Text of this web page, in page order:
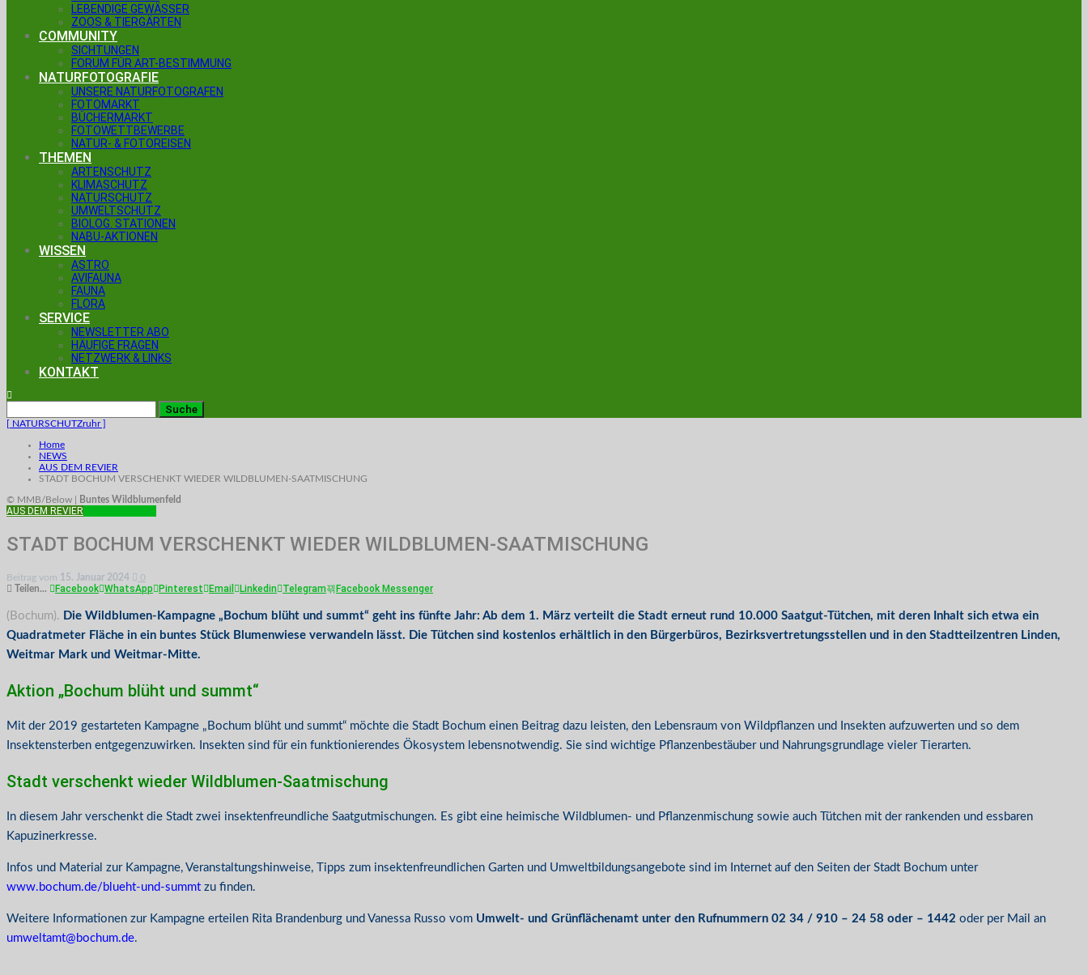
LEBENDIGE GEWÄSSER
ZOOS & TIERGÄRTEN
COMMUNITY
SICHTUNGEN
FORUM FÜR ART-BESTIMMUNG
NATURFOTOGRAFIE
UNSERE NATURFOTOGRAFEN
FOTOMARKT
BÜCHERMARKT
FOTOWETTBEWERBE
NATUR- & FOTOREISEN
THEMEN
ARTENSCHUTZ
KLIMASCHUTZ
NATURSCHUTZ
UMWELTSCHUTZ
BIOLOG. STATIONEN
NABU-AKTIONEN
WISSEN
ASTRO
AVIFAUNA
FAUNA
FLORA
SERVICE
NEWSLETTER ABO
HÄUFIGE FRAGEN
NETZWERK & LINKS
KONTAKT
[ NATURSCHUTZruhr ]
Home
NEWS
AUS DEM REVIER
STADT BOCHUM VERSCHENKT WIEDER WILDBLUMEN-SAATMISCHUNG
© MMB/Below | Buntes Wildblumenfeld
AUS DEM REVIER
STADT BOCHUM VERSCHENKT WIEDER WILDBLUMEN-SAATMISCHUNG
Beitrag vom 15. Januar 2024
0
Teilen...
Facebook WhatsApp Pinterest Email Linkedin Telegram Facebook Messenger
(Bochum). Die Wildblumen-Kampagne „Bochum blüht und summt“ geht ins fünfte Jahr: Ab dem 1. März verteilt die Stadt erneut rund 10.000 Saatgut-Tütchen, mit deren Inhalt sich etwa ein
Quadratmeter Fläche in ein buntes Stück Blumenwiese verwandeln lässt. Die Tütchen sind kostenlos erhältlich in den Bürgerbüros, Bezirksvertretungsstellen und in den Stadtteilzentren Linden,
Weitmar Mark und Weitmar-Mitte.
Aktion „Bochum blüht und summt“
Mit der 2019 gestarteten Kampagne „Bochum blüht und summt“ möchte die Stadt Bochum einen Beitrag dazu leisten, den Lebensraum von Wildpflanzen und Insekten aufzuwerten und so dem
Insektensterben entgegenzuwirken. Insekten sind für ein funktionierendes Ökosystem lebensnotwendig. Sie sind wichtige Pflanzenbestäuber und Nahrungsgrundlage vieler Tierarten.
Stadt verschenkt wieder Wildblumen-Saatmischung
In diesem Jahr verschenkt die Stadt zwei insektenfreundliche Saatgutmischungen. Es gibt eine heimische Wildblumen- und Pflanzenmischung sowie auch Tütchen mit der rankenden und essbaren
Kapuzinerkresse.
Infos und Material zur Kampagne, Veranstaltungshinweise, Tipps zum insektenfreundlichen Garten und Umweltbildungsangebote sind im Internet auf den Seiten der Stadt Bochum unter
www.bochum.de/blueht-und-summt zu finden.
Weitere Informationen zur Kampagne erteilen Rita Brandenburg und Vanessa Russo vom Umwelt- und Grünflächenamt unter den Rufnummern 02 34 / 910 – 24 58 oder – 1442 oder per Mail an
umweltamt@bochum.de.